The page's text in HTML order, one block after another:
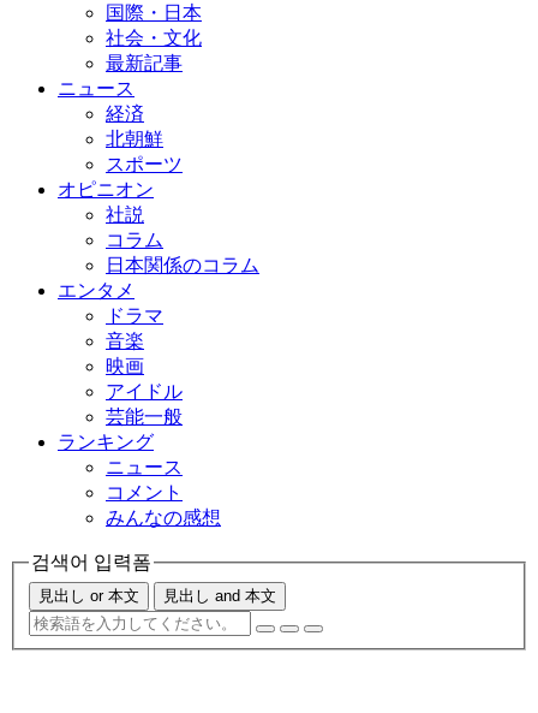
国際・日本
社会・文化
最新記事
ニュース
経済
北朝鮮
スポーツ
オピニオン
社説
コラム
日本関係のコラム
エンタメ
ドラマ
音楽
映画
アイドル
芸能一般
ランキング
ニュース
コメント
みんなの感想
검색어 입력폼
見出し or 本文 見出し and 本文